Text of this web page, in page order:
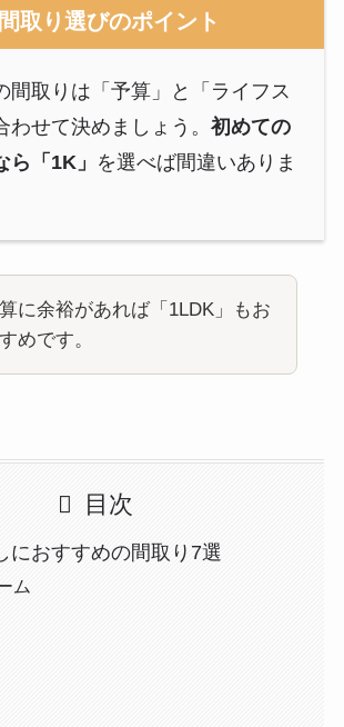
間取り選びのポイント
間取りは「予算」と「ライフス
わせて決めましょう。初めての
ら「1K」 を選べば間違いありま
に余裕があれば「1LDK」もお
めです。
目次
におすすめの間取り7選
ム